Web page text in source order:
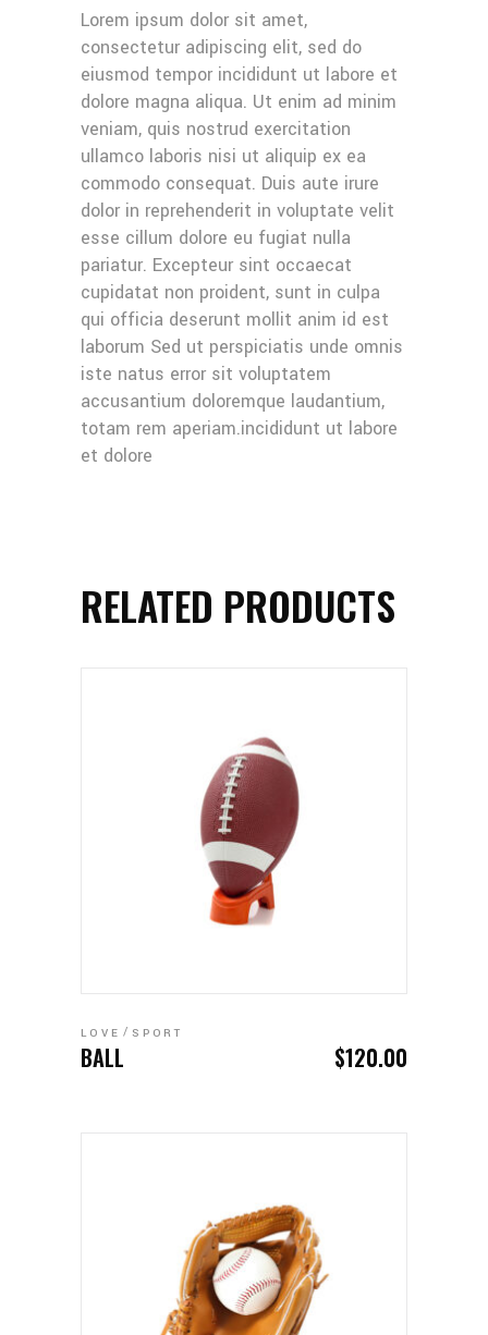
Lorem ipsum dolor sit amet,
consectetur adipiscing elit, sed do
eiusmod tempor incididunt ut labore et
dolore magna aliqua. Ut enim ad minim
veniam, quis nostrud exercitation
ullamco laboris nisi ut aliquip ex ea
commodo consequat. Duis aute irure
dolor in reprehenderit in voluptate velit
esse cillum dolore eu fugiat nulla
pariatur. Excepteur sint occaecat
cupidatat non proident, sunt in culpa
qui officia deserunt mollit anim id est
laborum Sed ut perspiciatis unde omnis
iste natus error sit voluptatem
accusantium doloremque laudantium,
totam rem aperiam.incididunt ut labore
et dolore
RELATED PRODUCTS
LOVE SPORT
BALL $120.00